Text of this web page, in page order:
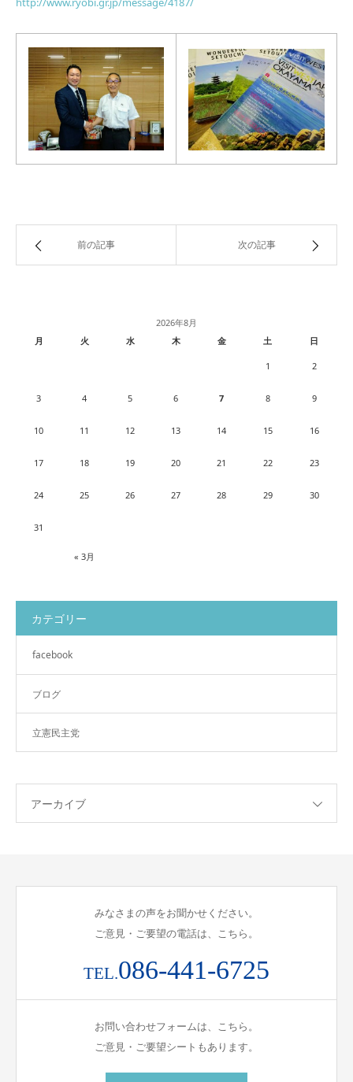
前の記事 次の記事
2026年8月
月
火 水 木 金 土 日
« 3月
1 2
3 4 5 6 7 8 9
10 11 12 13 14 15 16
17 18 19 20 21 22 23
24 25 26 27 28 29 30
31
カテゴリー
facebook
ブログ
立憲民主党
アーカイブ
みなさまの声をお聞かせください。
ご意見・ご要望の電話は、こちら。
TEL.086-441-6725
お問い合わせフォームは、こちら。
ご意見・ご要望シートもあります。